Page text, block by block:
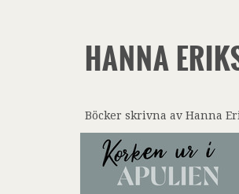
HANNA
Böcker skrivna av Hanna